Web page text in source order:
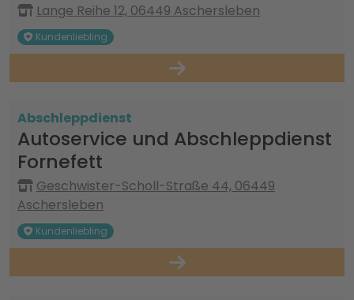
Lange Reihe 12, 06449 Aschersleben
Kundenliebling
Abschleppdienst
Autoservice und Abschleppdienst
Fornefett
Geschwister-Scholl-Straße 44, 06449
Aschersleben
Kundenliebling